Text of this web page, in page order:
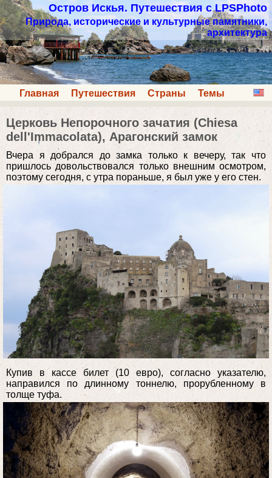
Остров Искья. Путешествия с LPSPhoto
Природа, исторические и культурные памятники,
архитектура
Главная Путешествия Страны Темы
Церковь Непорочного зачатия (Chiesa
dell'Immacolata), Арагонский замок
Вчера я добрался до замка только к вечеру, так что
пришлось довольствовался только внешним осмотром,
поэтому сегодня, с утра пораньше, я был уже у его стен.
Купив в кассе билет (10 евро), согласно указателю,
направился по длинному тоннелю, прорубленному в
толще туфа.